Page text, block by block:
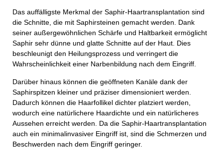
Das auffälligste Merkmal der Saphir-Haartransplantation sind
die Schnitte, die mit Saphirsteinen gemacht werden. Dank
seiner außergewöhnlichen Schärfe und Haltbarkeit ermöglicht
Saphir sehr dünne und glatte Schnitte auf der Haut. Dies
beschleunigt den Heilungsprozess und verringert die
Wahrscheinlichkeit einer Narbenbildung nach dem Eingriff.
Darüber hinaus können die geöffneten Kanäle dank der
Saphirspitzen kleiner und präziser dimensioniert werden.
Dadurch können die Haarfollikel dichter platziert werden,
wodurch eine natürlichere Haardichte und ein natürlicheres
Aussehen erreicht werden. Da die Saphir-Haartransplantation
auch ein minimalinvasiver Eingriff ist, sind die Schmerzen und
Beschwerden nach dem Eingriff geringer.